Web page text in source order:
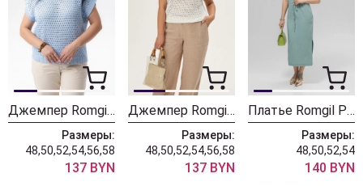
Джемпер Romgil РВ0260-ХЛ2 бледно-голубой
Размеры:
48,50,52,54,56,58
137 BYN
Джемпер Romgil РВ0260-ХЛ2 белый
Размеры:
48,50,52,54,56,58
137 BYN
Платье Romgil РТ0179-ПЭ4 светлая полынь
Размеры:
48,50,52,54
140 BYN